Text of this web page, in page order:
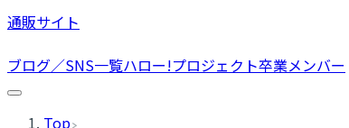
通販サイト
ブログ／SNS一覧ハロー!プロジェクト卒業メンバー
Top